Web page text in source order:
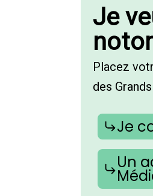
Je
Placez
des
Je
Un